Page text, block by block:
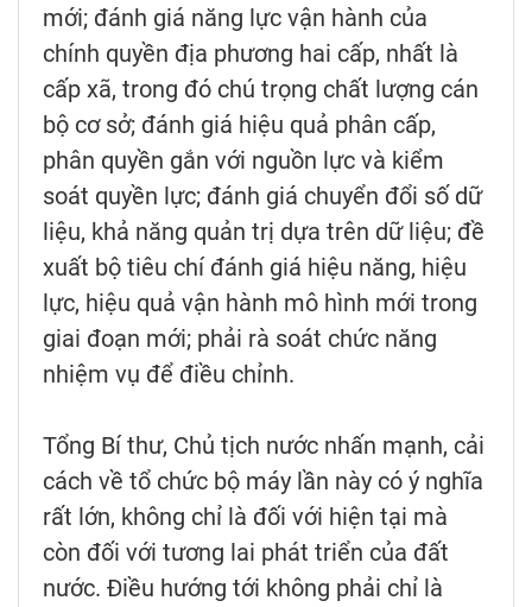
mới; đánh giá năng lực vận hành của
chính quyền địa phương hai cấp, nhất là
cấp xã, trong đó chú trọng chất lượng cán
bộ cơ sở; đánh giá hiệu quả phân cấp,
phân quyền gắn với nguồn lực và kiểm
soát quyền lực; đánh giá chuyển đổi số dữ
liệu, khả năng quản trị dựa trên dữ liệu; đề
xuất bộ tiêu chí đánh giá hiệu năng, hiệu
lực, hiệu quả vận hành mô hình mới trong
giai đoạn mới; phải rà soát chức năng
nhiệm vụ để điều chỉnh.
Tổng Bí thư, Chủ tịch nước nhấn mạnh, cải
cách về tổ chức bộ máy lần này có ý nghĩa
rất lớn, không chỉ là đối với hiện tại mà
còn đối với tương lai phát triển của đất
nước. Điều hướng tới không phải chỉ là